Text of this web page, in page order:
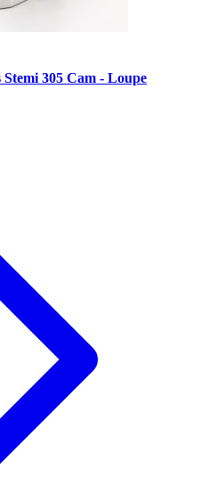
Stemi 305 Cam - Loupe